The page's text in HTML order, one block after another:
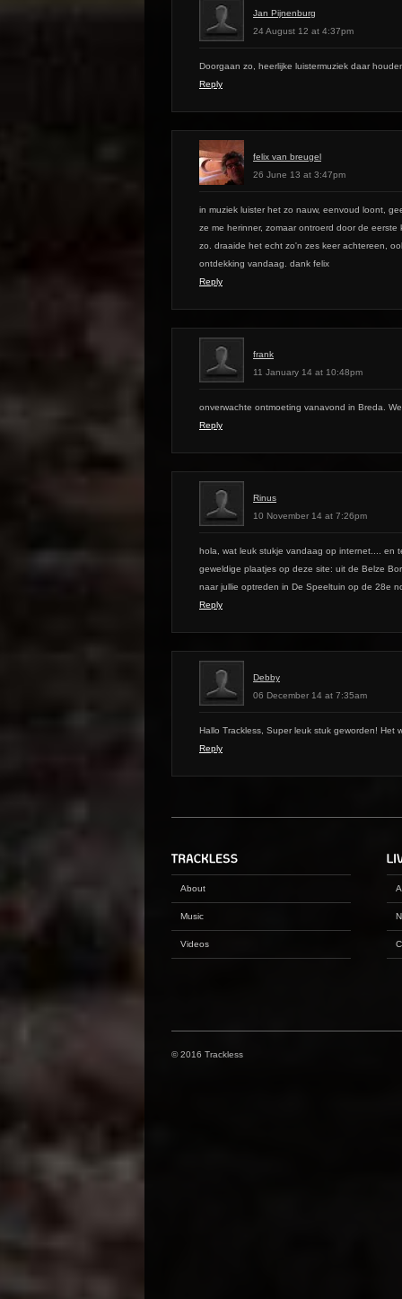
Jan Pijnenburg
24 August 12 at 4:37pm
Doorgaan zo, heerlijke luistermuziek daar
Reply
felix van breugel
26 June 13 at 3:47pm
in muziek luister het zo nauw, eenvoud loont,
ze me herinner, zomaar ontroerd door de
zo. draaide het echt zo'n zes keer achtereen,
ontdekking vandaag. dank felix
Reply
frank
11 January 14 at 10:48pm
onverwachte ontmoeting vanavond in Breda.
Reply
Rinus
10 November 14 at 7:26pm
hola, wat leuk stukje vandaag op internet.... en
geweldige plaatjes op deze site: uit de Belze
naar jullie optreden in De Speeltuin op de 28e
Reply
Debby
06 December 14 at 7:35am
Hallo Trackless, Super leuk stuk geworden!
Reply
About
Music
Videos
© 2016 Trackless